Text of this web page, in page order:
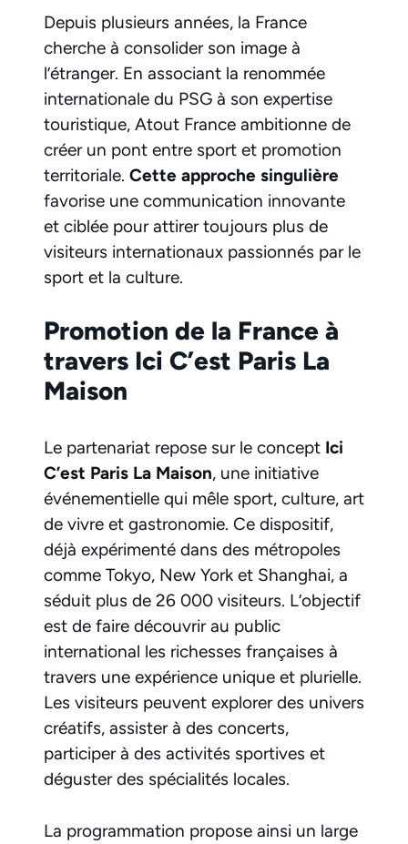
Depuis plusieurs années, la France
cherche à consolider son image à
l’étranger. En associant la renommée
internationale du PSG à son expertise
touristique, Atout France ambitionne de
créer un pont entre sport et promotion
territoriale. Cette approche singulière
favorise une communication innovante
et ciblée pour attirer toujours plus de
visiteurs internationaux passionnés par le
sport et la culture.
Promotion de la France à
travers Ici C’est Paris La
Maison
Le partenariat repose sur le concept Ici
C’est Paris La Maison, une initiative
événementielle qui mêle sport, culture, art
de vivre et gastronomie. Ce dispositif,
déjà expérimenté dans des métropoles
comme Tokyo, New York et Shanghai, a
séduit plus de 26 000 visiteurs. L’objectif
est de faire découvrir au public
international les richesses françaises à
travers une expérience unique et plurielle.
Les visiteurs peuvent explorer des univers
créatifs, assister à des concerts,
participer à des activités sportives et
déguster des spécialités locales.
La programmation propose ainsi un large